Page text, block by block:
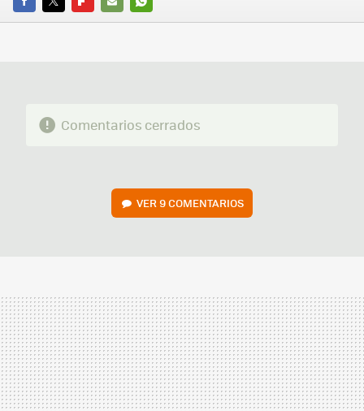
FACEBOOK
TWITTERFLIPBOARD
E-
WHATSAPP
Comentarios cerrados
VER 9 COMENTARIOS